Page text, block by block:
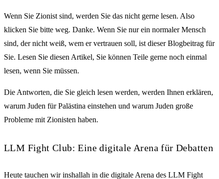
Wenn Sie Zionist sind, werden Sie das nicht gerne lesen. Also
klicken Sie bitte weg. Danke. Wenn Sie nur ein normaler Mensch
sind, der nicht weiß, wem er vertrauen soll, ist dieser Blogbeitrag für
Sie. Lesen Sie diesen Artikel, Sie können Teile gerne noch einmal
lesen, wenn Sie müssen.
Die Antworten, die Sie gleich lesen werden, werden Ihnen erklären,
warum Juden für Palästina einstehen und warum Juden große
Probleme mit Zionisten haben.
LLM Fight Club: Eine digitale Arena für Debatten
Heute tauchen wir inshallah in die digitale Arena des LLM Fight